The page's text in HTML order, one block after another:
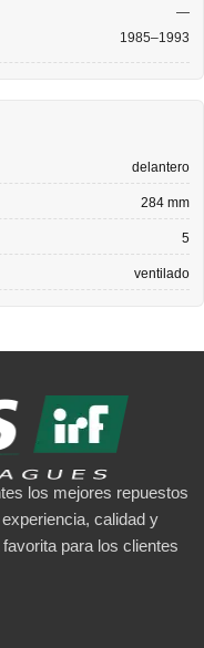
—
1985–1993
delantero
284 mm
5
ventilado
los mejores repuestos
calidad y
para los clientes